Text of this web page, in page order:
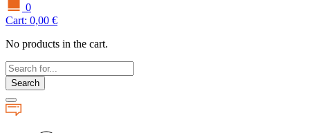
0
Cart: 0,00 €
No products in the cart.
Search